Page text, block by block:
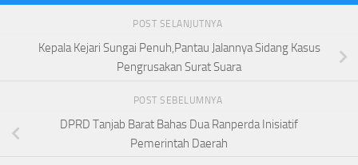
POST SELANJUTNYA
Kepala Kejari Sungai Penuh,Pantau Jalannya Sidang Kasus
Pengrusakan Surat Suara
POST SEBELUMNYA
DPRD Tanjab Barat Bahas Dua Ranperda Inisiatif
Pemerintah Daerah